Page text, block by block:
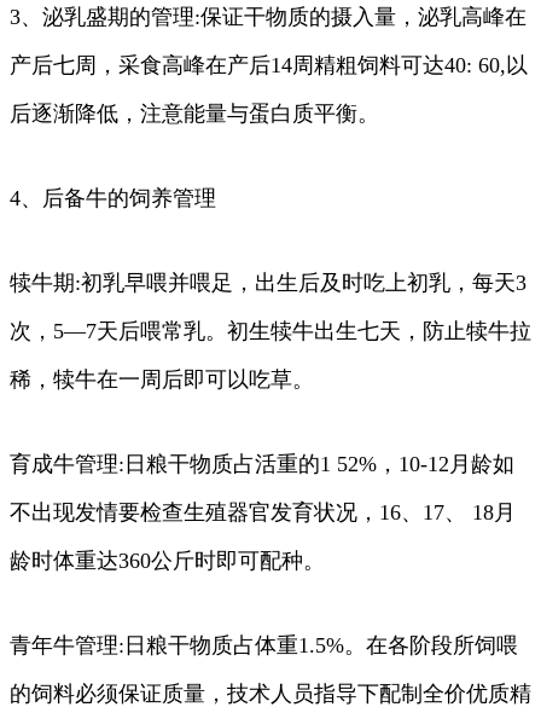
3、泌乳盛期的管理:保证干物质的摄入量，泌乳高峰在
产后七周，采食高峰在产后14周精粗饲料可达40: 60,以
后逐渐降低，注意能量与蛋白质平衡。
4、后备牛的饲养管理
犊牛期:初乳早喂并喂足，出生后及时吃上初乳，每天3
次，5—7天后喂常乳。初生犊牛出生七天，防止犊牛拉
稀，犊牛在一周后即可以吃草。
育成牛管理:日粮干物质占活重的1 52%，10-12月龄如
不出现发情要检查生殖器官发育状况，16、17、 18月
龄时体重达360公斤时即可配种。
青年牛管理:日粮干物质占体重1.5%。在各阶段所饲喂
的饲料必须保证质量，技术人员指导下配制全价优质精